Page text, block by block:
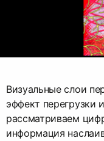
Визуальные слои
эффект перегрузки
рассматриваем
информация